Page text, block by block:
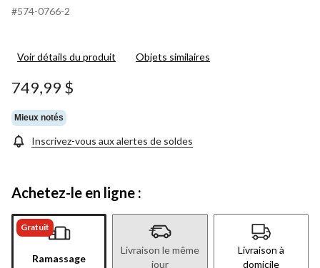
#574-0766-2
Voir détails du produit Objets similaires
749,99 $
Mieux notés
Inscrivez-vous aux alertes de soldes
Achetez-le en ligne :
Gratuit
Ramassage
Livraison le même
jour
Livraison à
domicile